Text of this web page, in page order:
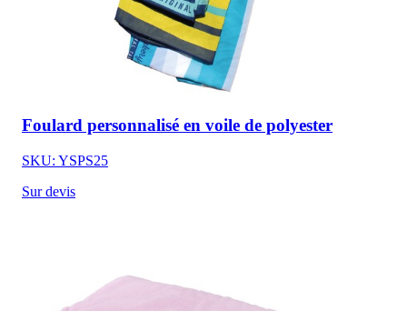
Foulard personnalisé en voile de polyester
SKU: YSPS25
Sur devis